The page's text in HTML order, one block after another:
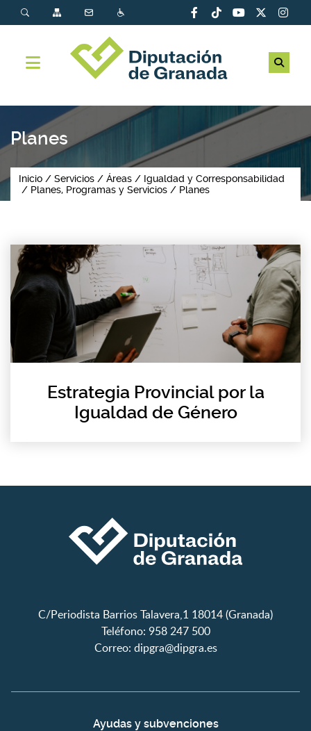
Planes
Inicio Servicios Áreas
Igualdad y Corresponsabilidad
Planes, Programas y Servicios
Planes
Estrategia Provincial por la
Igualdad de Género
C/Periodista Barrios Talavera,1 18014 (Granada)
Teléfono: 958 247 500
Correo: dipgra@dipgra.es
Ayudas y subvenciones